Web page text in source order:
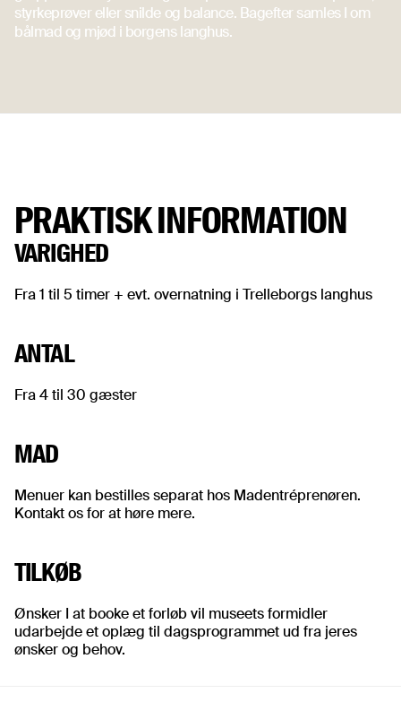
styrkeprøver eller snilde og balance. Bagefter samles I om
bålmad og mjød i borgens langhus.
PRAKTISK INFORMATION
VARIGHED
Fra 1 til 5 timer + evt. overnatning i Trelleborgs langhus
ANTAL
Fra 4 til 30 gæster
MAD
Menuer kan bestilles separat hos Madentréprenøren.
Kontakt os for at høre mere.
TILKØB
Ønsker I at booke et forløb vil museets formidler
udarbejde et oplæg til dagsprogrammet ud fra jeres
ønsker og behov.